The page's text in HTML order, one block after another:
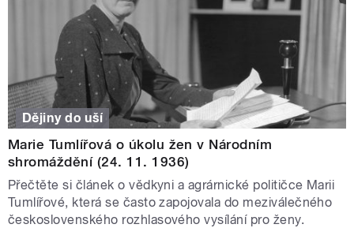
Dějiny do uší
Marie Tumlířová o úkolu žen v Národním
shromáždění (24. 11. 1936)
Přečtěte si článek o vědkyni a agrárnické političce Marii
Tumlířové, která se často zapojovala do meziválečného
československého rozhlasového vysílání pro ženy.